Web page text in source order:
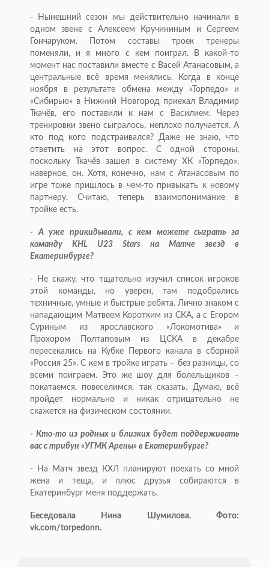
- Нынешний сезон мы действительно начинали в
одном звене с Алексеем Кручининым и Сергеем
Гончаруком. Потом составы троек тренеры
поменяли, и я много с кем поиграл. В какой-то
момент нас поставили вместе с Васей Атанасовым, а
центральные всё время менялись. Когда в конце
ноября в результате обмена между «Торпедо» и
«Сибирью» в Нижний Новгород приехал Владимир
Ткачёв, его поставили к нам с Василием. Через
тренировки звено сыгралось, неплохо получается. А
кто под кого подстраивался? Даже не знаю, что
ответить на этот вопрос. С одной стороны,
поскольку Ткачёв зашел в систему ХК «Торпедо»,
наверное, он. Хотя, конечно, нам с Атанасовым по
игре тоже пришлось в чем-то привыкать к новому
партнеру. Считаю, теперь взаимопонимание в
тройке есть.
- А уже прикидывали, с кем можете сыграть за
команду KHL U23 Stars на Матче звезд в
Екатеринбурге?
- Не скажу, что тщательно изучил список игроков
этой команды, но уверен, там подобрались
техничные, умные и быстрые ребята. Лично знаком с
нападающим Матвеем Коротким из СКА, а с Егором
Суриным из ярославского «Локомотива» и
Прохором Полтаповым из ЦСКА в декабре
пересекались на Кубке Первого канала в сборной
«Россия 25». С кем в тройке играть – без разницы, со
всеми поиграем. Это же шоу для болельщиков –
покатаемся, повеселимся, так сказать. Думаю, всё
пройдет нормально и никак отрицательно не
скажется на физическом состоянии.
- Кто-то из родных и близких будет поддерживать
вас с трибун «УГМК Арены» в Екатеринбурге?
- На Матч звезд КХЛ планируют поехать со мной
жена и теща, и плюс друзья собираются в
Екатеринбург меня поддержать.
Беседовала Нина Шумилова. Фото:
vk.com/torpedonn.